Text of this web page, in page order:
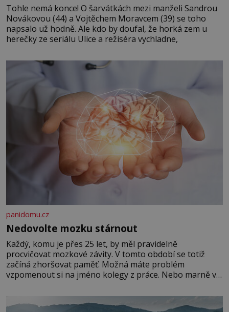
Tohle nemá konce! O šarvátkách mezi manželi Sandrou
Novákovou (44) a Vojtěchem Moravcem (39) se toho
napsalo už hodně. Ale kdo by doufal, že horká zem u
herečky ze seriálu Ulice a režiséra vychladne,
panidomu.cz
Nedovolte mozku stárnout
Každý, komu je přes 25 let, by měl pravidelně
procvičovat mozkové závity. V tomto období se totiž
začíná zhoršovat paměť. Možná máte problém
vzpomenout si na jméno kolegy z práce. Nebo marně v
Je to opravdu tak, s věkem jako kdyby se paměť
rozhodla stávkovat. Cvičte